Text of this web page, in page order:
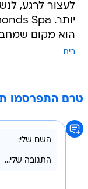
לעצור לרגע,
הוא מקום
בית
טרם התפרסמו